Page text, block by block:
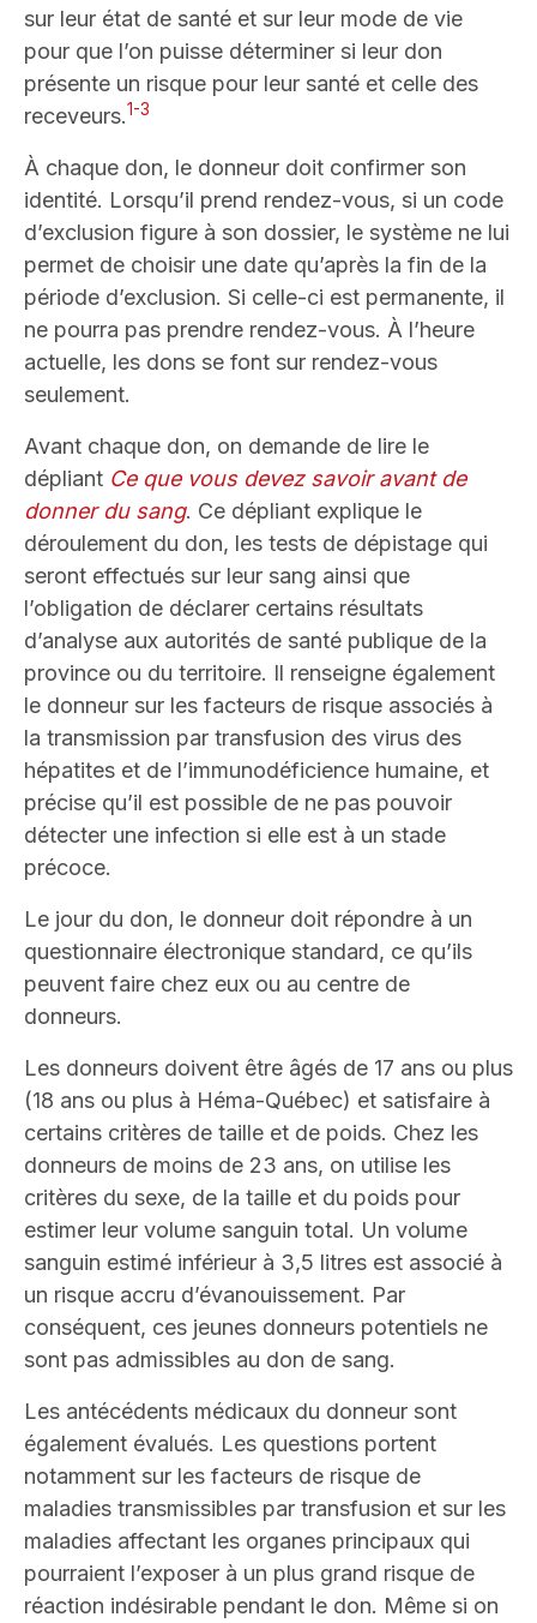
sur leur état de santé et sur leur mode de vie
pour que l’on puisse déterminer si leur don
présente un risque pour leur santé et celle des
receveurs.1-3
À chaque don, le donneur doit confirmer son
identité. Lorsqu’il prend rendez-vous, si un code
d’exclusion figure à son dossier, le système ne lui
permet de choisir une date qu’après la fin de la
période d’exclusion. Si celle-ci est permanente, il
ne pourra pas prendre rendez-vous. À l’heure
actuelle, les dons se font sur rendez-vous
seulement.
Avant chaque don, on demande de lire le
dépliant Ce que vous devez savoir avant de
donner du sang. Ce dépliant explique le
déroulement du don, les tests de dépistage qui
seront effectués sur leur sang ainsi que
l’obligation de déclarer certains résultats
d’analyse aux autorités de santé publique de la
province ou du territoire. Il renseigne également
le donneur sur les facteurs de risque associés à
la transmission par transfusion des virus des
hépatites et de l’immunodéficience humaine, et
précise qu’il est possible de ne pas pouvoir
détecter une infection si elle est à un stade
précoce.
Le jour du don, le donneur doit répondre à un
questionnaire électronique standard, ce qu’ils
peuvent faire chez eux ou au centre de
donneurs.
Les donneurs doivent être âgés de 17 ans ou plus
(18 ans ou plus à Héma-Québec) et satisfaire à
certains critères de taille et de poids. Chez les
donneurs de moins de 23 ans, on utilise les
critères du sexe, de la taille et du poids pour
estimer leur volume sanguin total. Un volume
sanguin estimé inférieur à 3,5 litres est associé à
un risque accru d’évanouissement. Par
conséquent, ces jeunes donneurs potentiels ne
sont pas admissibles au don de sang.
Les antécédents médicaux du donneur sont
également évalués. Les questions portent
notamment sur les facteurs de risque de
maladies transmissibles par transfusion et sur les
maladies affectant les organes principaux qui
pourraient l’exposer à un plus grand risque de
réaction indésirable pendant le don. Même si on